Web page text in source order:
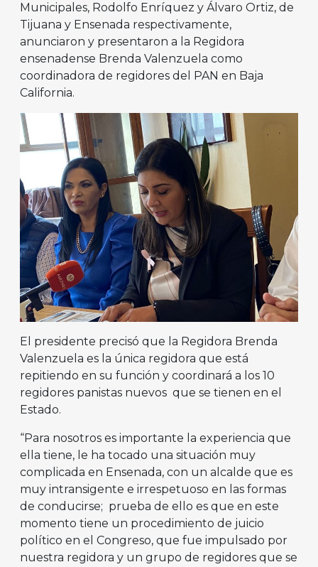
Municipales, Rodolfo Enríquez y Álvaro Ortiz, de
Tijuana y Ensenada respectivamente,
anunciaron y presentaron a la Regidora
ensenadense Brenda Valenzuela como
coordinadora de regidores del PAN en Baja
California.
El presidente precisó que la Regidora Brenda
Valenzuela es la única regidora que está
repitiendo en su función y coordinará a los 10
regidores panistas nuevos que se tienen en el
Estado.
“Para nosotros es importante la experiencia que
ella tiene, le ha tocado una situación muy
complicada en Ensenada, con un alcalde que es
muy intransigente e irrespetuoso en las formas
de conducirse; prueba de ello es que en este
momento tiene un procedimiento de juicio
político en el Congreso, que fue impulsado por
nuestra regidora y un grupo de regidores que se